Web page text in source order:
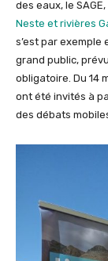
des eaux, le
Neste et rivières
s’est par
grand public,
obligatoire. Du 14
ont été invités à
des débats